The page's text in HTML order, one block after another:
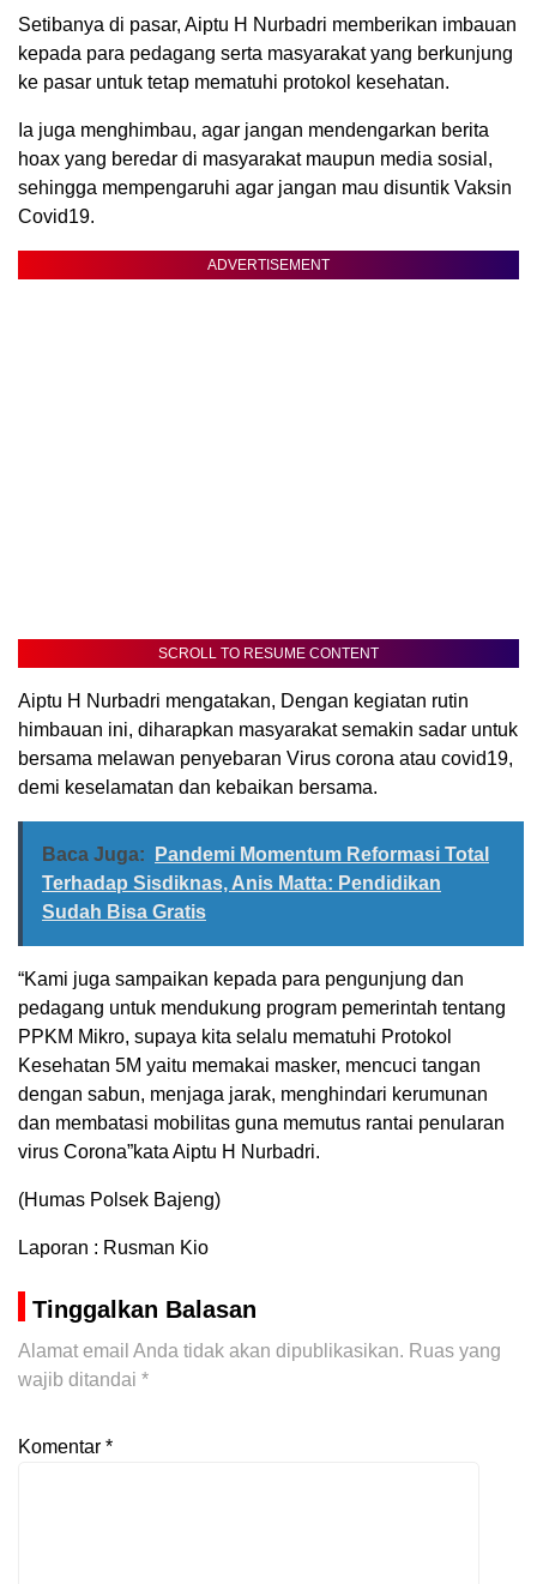
Setibanya di pasar, Aiptu H Nurbadri memberikan imbauan
kepada para pedagang serta masyarakat yang berkunjung
ke pasar untuk tetap mematuhi protokol kesehatan.
Ia juga menghimbau, agar jangan mendengarkan berita
hoax yang beredar di masyarakat maupun media sosial,
sehingga mempengaruhi agar jangan mau disuntik Vaksin
Covid19.
ADVERTISEMENT
SCROLL TO RESUME CONTENT
Aiptu H Nurbadri mengatakan, Dengan kegiatan rutin
himbauan ini, diharapkan masyarakat semakin sadar untuk
bersama melawan penyebaran Virus corona atau covid19,
demi keselamatan dan kebaikan bersama.
Baca Juga:
Pandemi Momentum Reformasi Total
Terhadap Sisdiknas, Anis Matta: Pendidikan
Sudah Bisa Gratis
“Kami juga sampaikan kepada para pengunjung dan
pedagang untuk mendukung program pemerintah tentang
PPKM Mikro, supaya kita selalu mematuhi Protokol
Kesehatan 5M yaitu memakai masker, mencuci tangan
dengan sabun, menjaga jarak, menghindari kerumunan
dan membatasi mobilitas guna memutus rantai penularan
virus Corona”kata Aiptu H Nurbadri.
(Humas Polsek Bajeng)
Laporan : Rusman Kio
Tinggalkan Balasan
Alamat email Anda tidak akan dipublikasikan. Ruas yang
wajib ditandai *
Komentar *